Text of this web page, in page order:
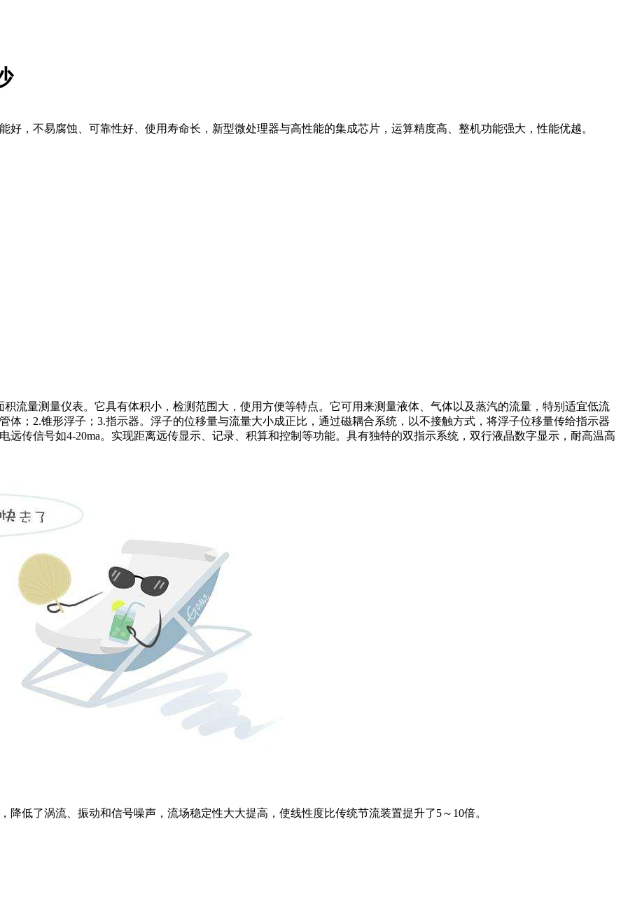
，不易腐蚀、可靠性好、使用寿命长，新型微处理器与高性能的集成芯片，运算精度高、整机功能强大，性能优越。
流量测量仪表。它具有体积小，检测范围大，使用方便等特点。它可用来测量液体、气体以及蒸汽的流量，特别适宜低流
体；2.锥形浮子；3.指示器。浮子的位移量与流量大小成正比，通过磁耦合系统，以不接触方式，将浮子位移量传给指示器
传信号如4-20ma。实现距离远传显示、记录、积算和控制等功能。具有独特的双指示系统，双行液晶数字显示，耐高温高
低了涡流、振动和信号噪声，流场稳定性大大提高，使线性度比传统节流装置提升了5～10倍。